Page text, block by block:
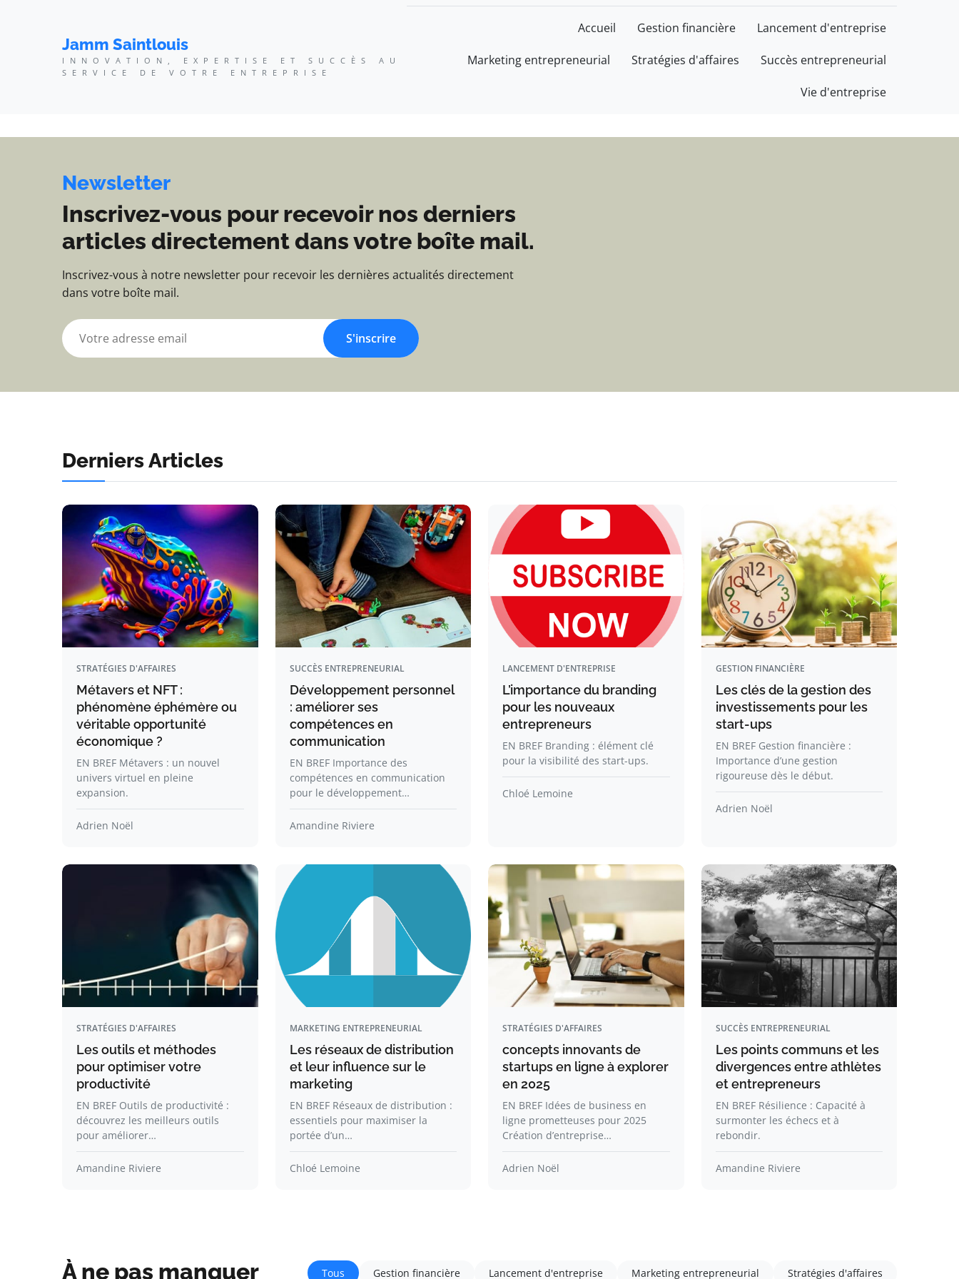
Jamm Saintlouis - Innovation, expertise et succès au service de votre
Jamm Saintlouis
INNOVATION, EXPERTISE ET SUCCÈS AU
SERVICE DE VOTRE ENTREPRISE
Accueil Gestion financière Lancement d'entreprise
Marketing entrepreneurial Stratégies d'affaires Succès entrepreneurial
Vie d'entreprise
Newsletter
Inscrivez-vous pour recevoir nos derniers
articles directement dans votre boîte mail.
Inscrivez-vous à notre newsletter pour recevoir les dernières actualités directement
dans votre boîte mail.
S'inscrire
Derniers Articles
STRATÉGIES D'AFFAIRES
Métavers et NFT :
phénomène éphémère ou
véritable opportunité
économique ?
EN BREF Métavers : un nouvel
univers virtuel en pleine
expansion.
Adrien Noël
SUCCÈS ENTREPRENEURIAL
Développement personnel
: améliorer ses
compétences en
communication
EN BREF Importance des
compétences en communication
pour le développement…
Amandine Riviere
LANCEMENT D'ENTREPRISE
L’importance du branding
pour les nouveaux
entrepreneurs
EN BREF Branding : élément clé
pour la visibilité des start-ups.
Chloé Lemoine
GESTION FINANCIÈRE
Les clés de la gestion des
investissements pour les
start-ups
EN BREF Gestion financière :
Importance d’une gestion
rigoureuse dès le début.
Adrien Noël
STRATÉGIES D'AFFAIRES
Les outils et méthodes
pour optimiser votre
productivité
EN BREF Outils de productivité :
découvrez les meilleurs outils
pour améliorer…
Amandine Riviere
MARKETING ENTREPRENEURIAL
Les réseaux de distribution
et leur influence sur le
marketing
EN BREF Réseaux de distribution :
essentiels pour maximiser la
portée d’un…
Chloé Lemoine
STRATÉGIES D'AFFAIRES
concepts innovants de
startups en ligne à explorer
en 2025
EN BREF Idées de business en
ligne prometteuses pour 2025
Création d’entreprise…
Adrien Noël
SUCCÈS ENTREPRENEURIAL
Les points communs et les
divergences entre athlètes
et entrepreneurs
EN BREF Résilience : Capacité à
surmonter les échecs et à
rebondir.
Amandine Riviere
À ne pas manquer Tous Gestion financière Lancement d'entreprise Marketing entrepreneurial Stratégies d'affaires